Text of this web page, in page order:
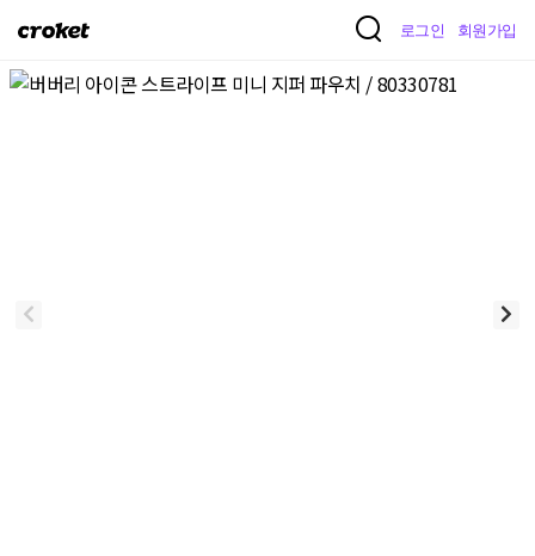
크
켓
로그인 회원가입